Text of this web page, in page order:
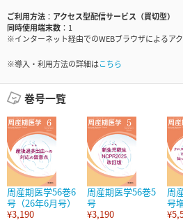
ご利用方法
アクセス型配信サービス（買切型）
同時使用端末数
1
※インターネット経由でのWEBブラウザによるア
※導入・利用方法の詳細はこちら
巻号一覧
周産期医学56巻6
号（26年6月号）
¥3,190
周産期医学56巻5
号
¥3,190
周
号